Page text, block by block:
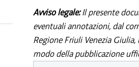
Avviso legale:Il presente
eventuali annotazioni, dal
Regione Friuli Venezia
modo della pubblicazione